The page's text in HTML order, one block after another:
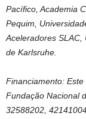
Pacífico, Academia
Pequim,
Aceleradores SLAC,
de Karlsruhe.
Financiamento:
Fundação Nacional
32588202,